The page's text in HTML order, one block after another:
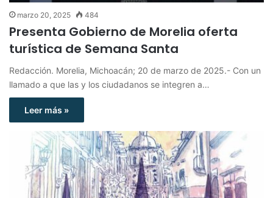
marzo 20, 2025 484
Presenta Gobierno de Morelia oferta
turística de Semana Santa
Redacción. Morelia, Michoacán; 20 de marzo de 2025.- Con un
llamado a que las y los ciudadanos se integren a…
Leer más »